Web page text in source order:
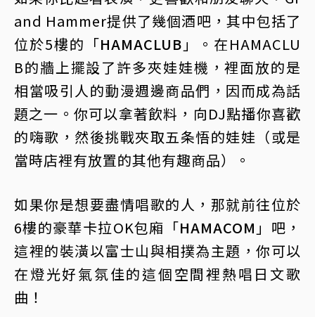
and Hammer提供了幾個酒吧，其中包括了
位於5樓的「HAMACLUB 」。在HAMACLU
B的牆上擺設了許多夾娃娃機，裡面放的是
相當吸引人的動漫週邊商品們，因而成為話
題之一。你可以拿著飲料，向DJ點播你喜歡
的嗨歌，然後挑戰夾取五条悟的娃娃（或是
當時店裡有放置的其他有趣商品）。
如果你是想要盡情唱歌的人，那就前往位於
6樓的豪華卡拉OK包廂「HAMACOM 」吧，
這裡的裝潢以富士山與相撲為主題，你可以
在燈光好氣氛佳的這個空間裡熱唱日文歌
曲！